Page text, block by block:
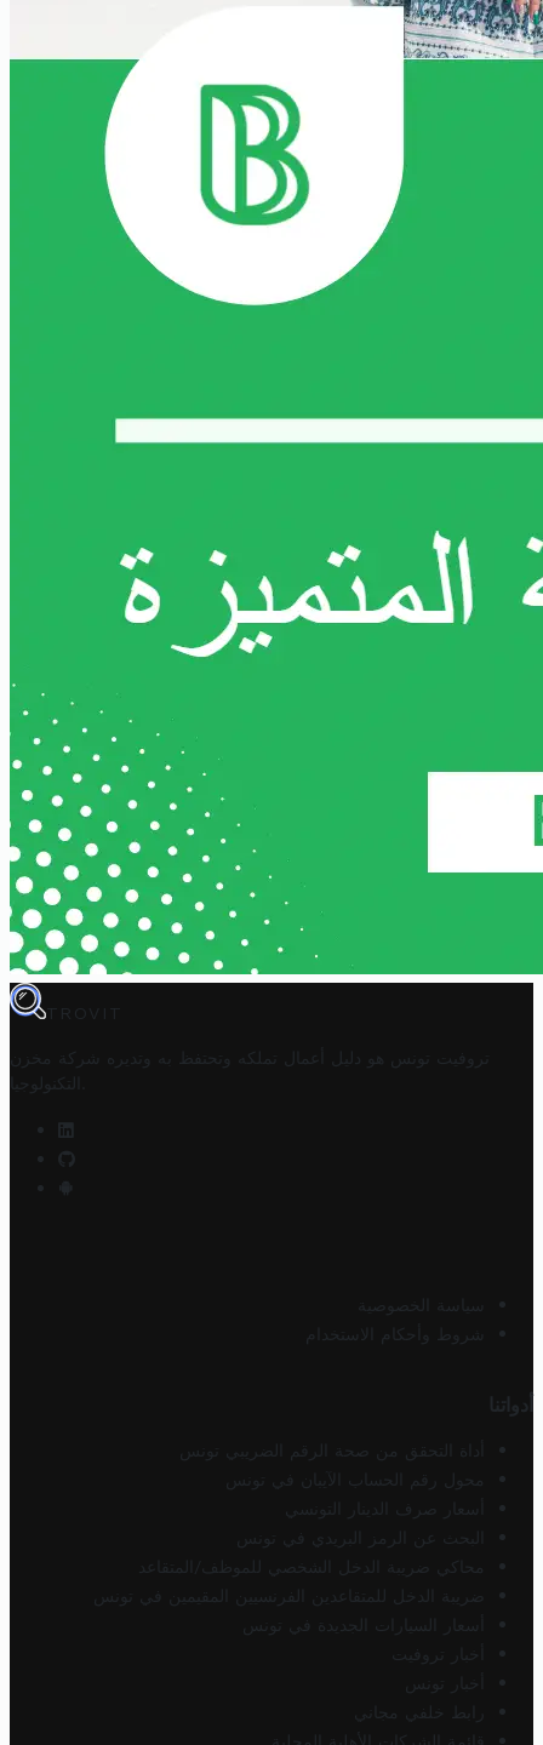
TROVIT
تروفيت تونس هو دليل أعمال تملكه وتحتفظ به وتديره
شركة مخزن
التكنولوجيا
سياسة الخصوصية
شروط وأحكام الاستخدام
أدواتنا
أداة التحقق من صحة الرقم الضريبي تونس
محول رقم الحساب الآيبان في تونس
أسعار صرف الدينار التونسي
البحث عن الرمز البريدي في تونس
محاكي ضريبة الدخل الشخصي للموظف/المتقاعد
ضريبة الدخل للمتقاعدين الفرنسيين المقيمين في تونس
أسعار السيارات الجديدة في تونس
أخبار تروفيت
أخبار تونس
رابط خلفي مجاني